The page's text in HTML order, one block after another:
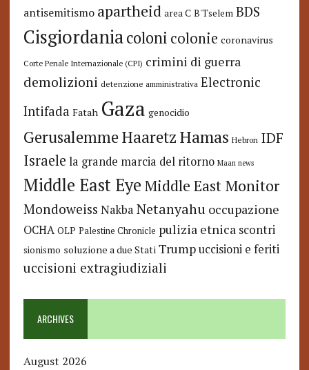
antisemitismo apartheid area C B'Tselem BDS
Cisgiordaniacoloni colonie coronavirus
Corte Penale Internazionale (CPI) crimini di guerra
demolizioni detenzione amministrativa Electronic
Intifada Fatah Gaza genocidio
GerusalemmeHaaretzHamas Hebron IDF
Israele la grande marcia del ritorno Maan news
Middle East Eye Middle East Monitor
Mondoweiss Nakba Netanyahu occupazione
OCHA OLP Palestine Chronicle pulizia etnica scontri
sionismo soluzione a due Stati Trump uccisioni e feriti
uccisioni extragiudiziali
ARCHIVES
August 2026